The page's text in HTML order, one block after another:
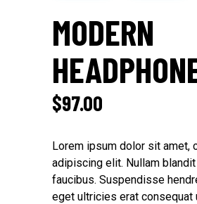
MODERN
$97.00
Lorem ipsum dolor sit amet,
adipiscing elit. Nullam
faucibus. Suspendisse
eget ultricies erat consequat